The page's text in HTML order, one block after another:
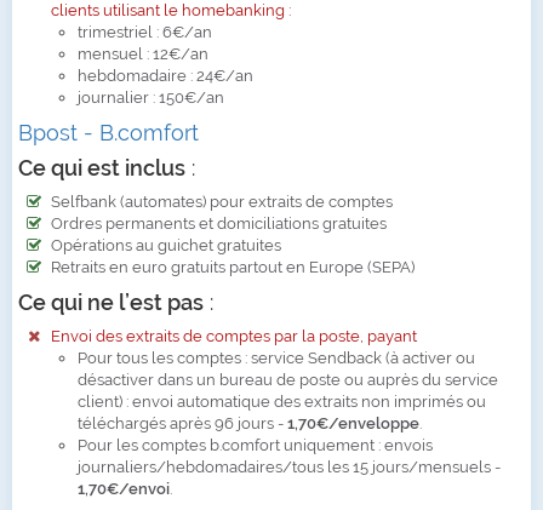
clients utilisant le homebanking :
trimestriel : 6€/an
mensuel : 12€/an
hebdomadaire : 24€/an
journalier : 150€/an
Bpost - B.comfort
Ce qui est inclus :
Selfbank (automates) pour extraits de comptes
Ordres permanents et domiciliations gratuites
Opérations au guichet gratuites
Retraits en euro gratuits partout en Europe (SEPA)
Ce qui ne l’est pas :
Envoi des extraits de comptes par la poste, payant
Pour tous les comptes : service Sendback (à activer ou
désactiver dans un bureau de poste ou auprès du service
client) : envoi automatique des extraits non imprimés ou
téléchargés après 96 jours -1,70€/enveloppe.
Pour les comptes b.comfort uniquement : envois
journaliers/hebdomadaires/tous les 15 jours/mensuels -
1,70€/envoi.